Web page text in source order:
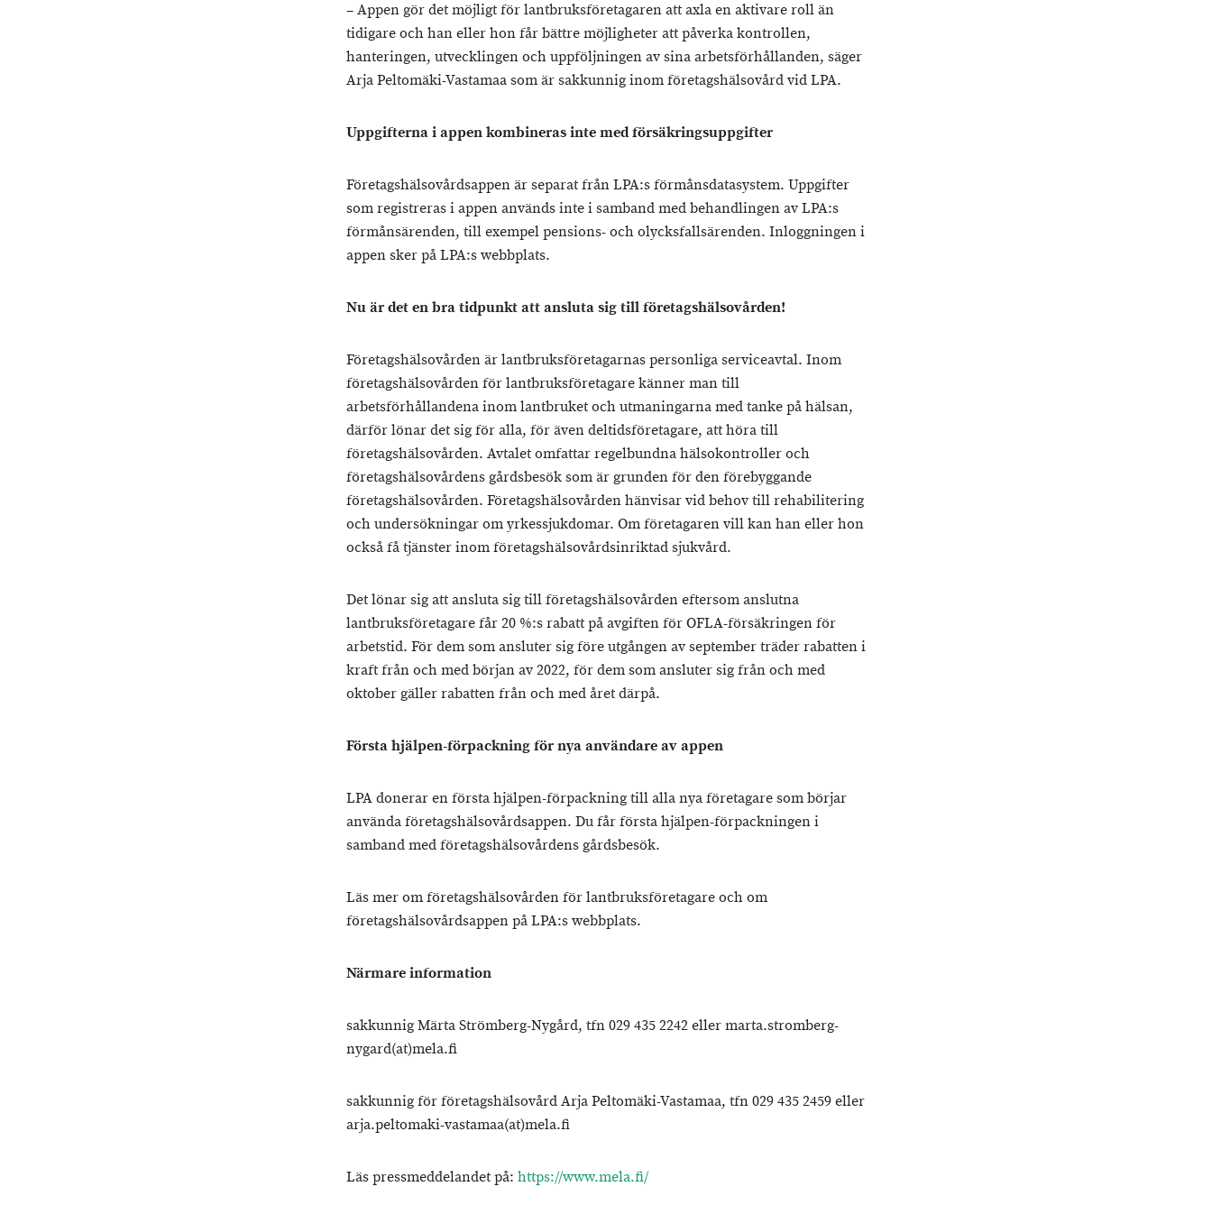
– Appen gör det möjligt för lantbruksföretagaren att axla en aktivare roll än
tidigare och han eller hon får bättre möjligheter att påverka kontrollen,
hanteringen, utvecklingen och uppföljningen av sina arbetsförhållanden, säger
Arja Peltomäki-Vastamaa som är sakkunnig inom företagshälsovård vid LPA.
Uppgifterna i appen kombineras inte med försäkringsuppgifter
Företagshälsovårdsappen är separat från LPA:s förmånsdatasystem. Uppgifter
som registreras i appen används inte i samband med behandlingen av LPA:s
förmånsärenden, till exempel pensions- och olycksfallsärenden. Inloggningen i
appen sker på LPA:s webbplats.
Nu är det en bra tidpunkt att ansluta sig till företagshälsovården!
Företagshälsovården är lantbruksföretagarnas personliga serviceavtal. Inom
företagshälsovården för lantbruksföretagare känner man till
arbetsförhållandena inom lantbruket och utmaningarna med tanke på hälsan,
därför lönar det sig för alla, för även deltidsföretagare, att höra till
företagshälsovården. Avtalet omfattar regelbundna hälsokontroller och
företagshälsovårdens gårdsbesök som är grunden för den förebyggande
företagshälsovården. Företagshälsovården hänvisar vid behov till rehabilitering
och undersökningar om yrkessjukdomar. Om företagaren vill kan han eller hon
också få tjänster inom företagshälsovårdsinriktad sjukvård.
Det lönar sig att ansluta sig till företagshälsovården eftersom anslutna
lantbruksföretagare får 20 %:s rabatt på avgiften för OFLA-försäkringen för
arbetstid. För dem som ansluter sig före utgången av september träder rabatten i
kraft från och med början av 2022, för dem som ansluter sig från och med
oktober gäller rabatten från och med året därpå.
Första hjälpen-förpackning för nya användare av appen
LPA donerar en första hjälpen-förpackning till alla nya företagare som börjar
använda företagshälsovårdsappen. Du får första hjälpen-förpackningen i
samband med företagshälsovårdens gårdsbesök.
Läs mer om företagshälsovården för lantbruksföretagare och om
företagshälsovårdsappen på LPA:s webbplats.
Närmare information
sakkunnig Märta Strömberg-Nygård, tfn 029 435 2242 eller marta.stromberg-
nygard(at)mela.fi
sakkunnig för företagshälsovård Arja Peltomäki-Vastamaa, tfn 029 435 2459 eller
arja.peltomaki-vastamaa(at)mela.fi
Läs pressmeddelandet på: https://www.mela.fi/